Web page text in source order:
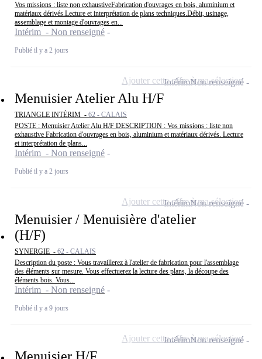
Vos missions : liste non exhaustiveFabrication d'ouvrages en bois, aluminium et
matériaux dérivés.Lecture et interprétation de plans techniques.Débit, usinage,
assemblage et montage d'ouvrages en...
Intérim - Non renseigné
Publié il y a 2 jours
Menuisier Atelier Alu H/F
TRIANGLE INTÉRIM - 62 - CALAIS
POSTE : Menuisier Atelier Alu H/F DESCRIPTION : Vos missions : liste non
exhaustive Fabrication d'ouvrages en bois, aluminium et matériaux dérivés. Lecture
et interprétation de plans...
Intérim - Non renseigné
Publié il y a 2 jours
IntérimNon renseigné
Ajouter cette offre à ma sélection
Menuisier / Menuisière d'atelier
(H/F)
SYNERGIE - 62 - CALAIS
Description du poste : Vous travaillerez à l'atelier de fabrication pour l'assemblage
des éléments sur mesure. Vous effectuerez la lecture des plans, la découpe des
éléments bois. Vous...
Intérim - Non renseigné
Publié il y a 9 jours
IntérimNon renseigné
Ajouter cette offre à ma sélection
IntérimNon renseigné
Ajouter cette offre à ma sélection